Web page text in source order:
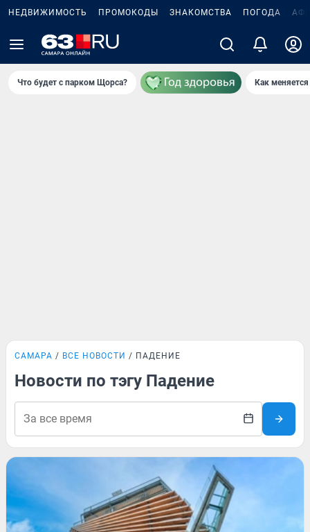
НЕДВИЖИМОСТЬ ПРОМОКОДЫ ЗНАКОМСТВА ПОГОДА
Что будет с парком Щорса? Как
САМАРА ВСЕ НОВОСТИ ПАДЕНИЕ
Новости по тэгу Падение